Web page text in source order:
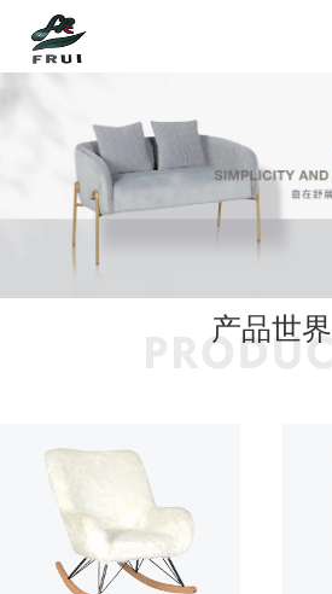
产品世界